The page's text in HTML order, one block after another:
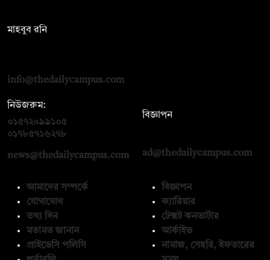
মাহবুব রনি
info@thedailycampus.com
নিউজরুম:
০১৫৭২০৯৯১০৫
০১৭৮৫৭১৬২৭৮
news@thedailycampus.com
বিজ্ঞাপন
ad@thedailycampus.com
আমাদের সম্পর্কে
যোগাযোগ
তথ্য দিন
মতামত জানান
প্রাইভেসি পলিসি
বিজ্ঞাপন
ক্যারিয়ার
টেক্সট কনভার্টার
আর্কাইভ
নামাজ, সেহরি, ইফতারের